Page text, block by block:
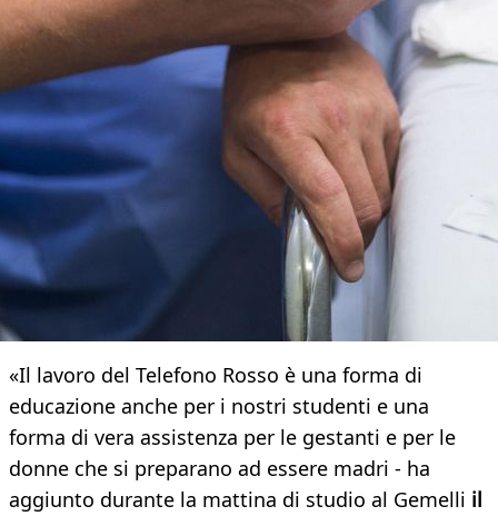
«Il lavoro del Telefono Rosso è una forma di
educazione anche per i nostri studenti e una
forma di vera assistenza per le gestanti e per le
donne che si preparano ad essere madri - ha
aggiunto durante la mattina di studio al Gemelli il